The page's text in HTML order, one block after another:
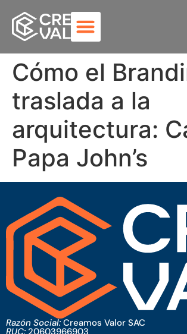
Cómo el
traslada a la
arquitectura:
Papa John’s
Razón Social: Creamos Valor SAC